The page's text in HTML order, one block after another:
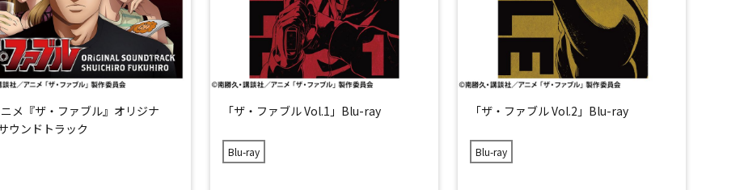
メ『ザ・ファブル』オリジナ
ウンドトラック
「ザ・ファブル Vol.1」Blu-ray
Blu-ray
「ザ・ファブル Vol.2」Blu-ray
Blu-ray